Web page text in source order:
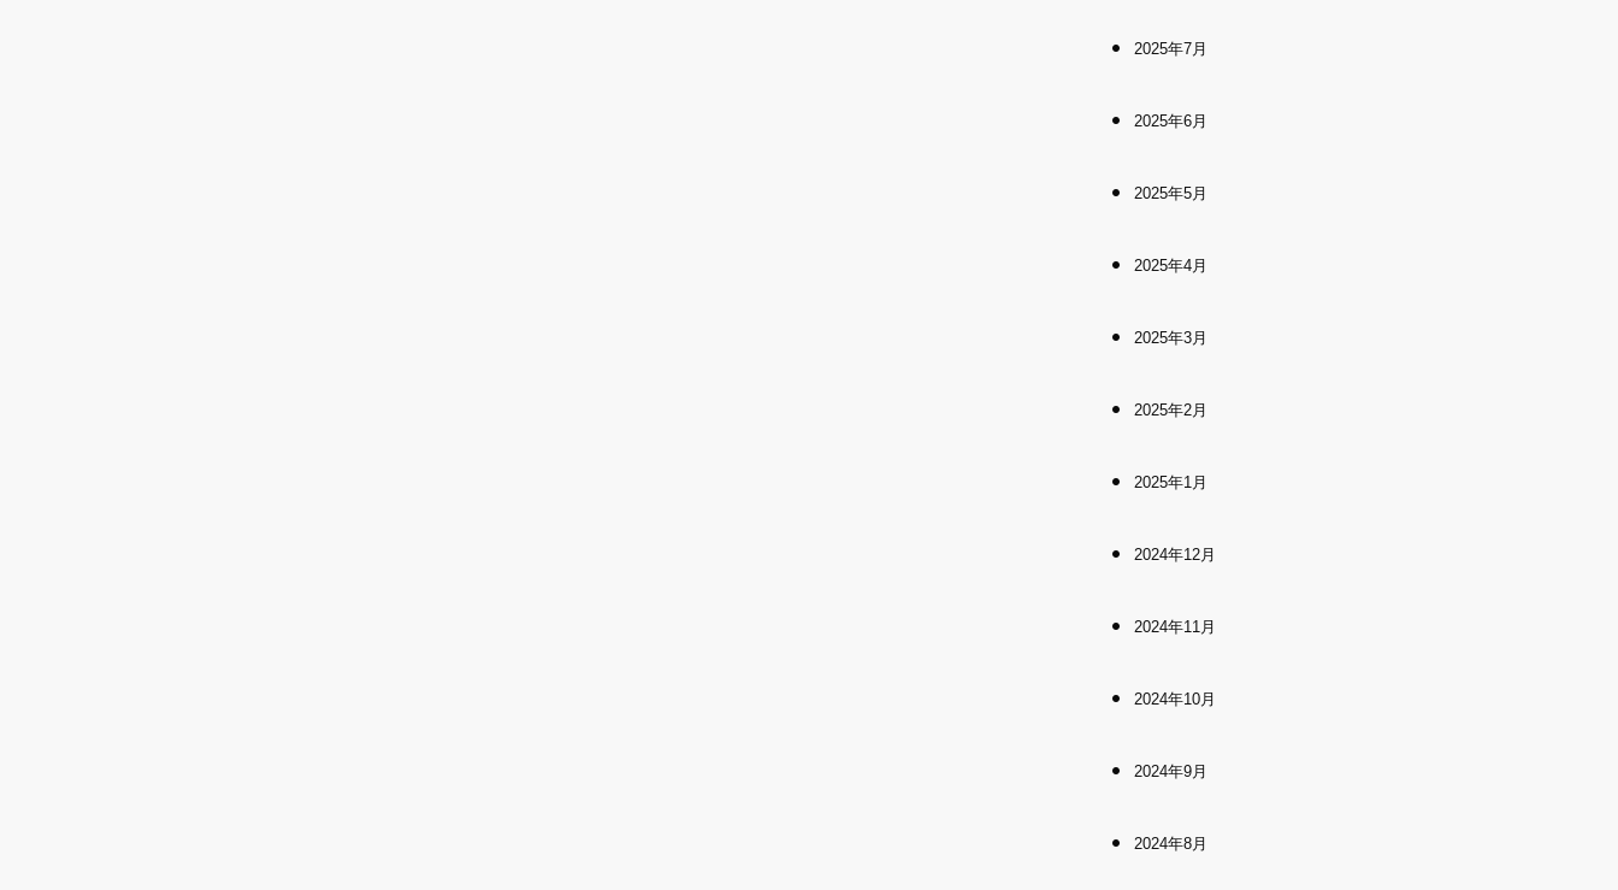
2025年7月
2025年6月
2025年5月
2025年4月
2025年3月
2025年2月
2025年1月
2024年12月
2024年11月
2024年10月
2024年9月
2024年8月